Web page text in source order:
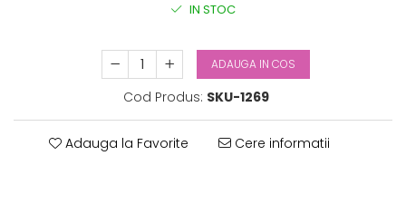
IN STOC
ADAUGA IN COS
Cod Produs: SKU-1269
Adauga la Favorite Cere informatii